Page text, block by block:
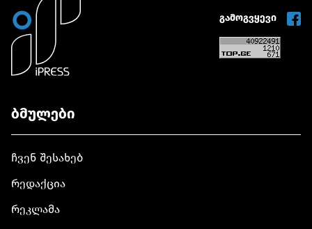
გამოგვყევი
ბმულები
ჩვენ შესახებ
რედაქცია
რეკლამა